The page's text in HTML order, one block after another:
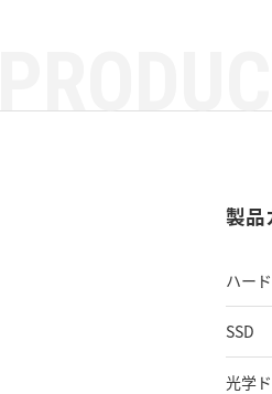
製品
ハー
SSD
光学